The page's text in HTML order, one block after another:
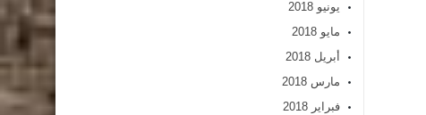
يونيو 2018
مايو 2018
أبريل 2018
مارس 2018
فبراير 2018